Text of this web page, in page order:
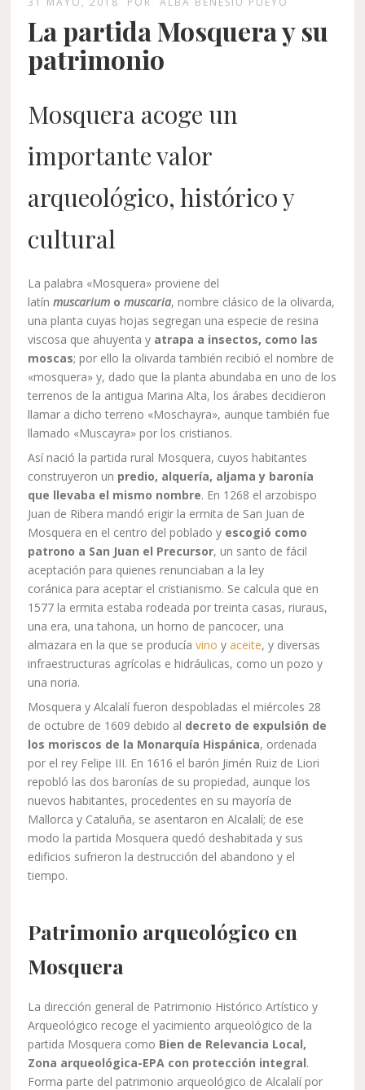
La partida Mosquera y su
patrimonio
Mosquera acoge un
importante valor
arqueológico, histórico y
cultural
La palabra «Mosquera» proviene del
latínmuscarium omuscaria, nombre clásico de la olivarda,
una planta cuyas hojas segregan una especie de resina
viscosa que ahuyenta y atrapa a insectos, como las
moscas; por ello la olivarda también recibió el nombre de
«mosquera» y, dado que la planta abundaba en uno de los
terrenos de la antigua Marina Alta, los árabes decidieron
llamar a dicho terreno «Moschayra», aunque también fue
llamado «Muscayra» por los cristianos.
Así nació la partida rural Mosquera, cuyos habitantes
construyeron un predio, alquería, aljama y baronía
que llevaba el mismo nombre. En 1268 el arzobispo
Juan de Ribera mandó erigir la ermita de San Juan de
Mosquera en el centro del poblado y escogió como
patrono a San Juan el Precursor, un santo de fácil
aceptación para quienes renunciaban a la ley
coránica para aceptar el cristianismo. Se calcula que en
1577 la ermita estaba rodeada por treinta casas, riuraus,
una era, una tahona, un horno de pancocer, una
almazara en la que se producíavino yaceite, y diversas
infraestructuras agrícolas e hidráulicas, como un pozo y
una noria.
Mosquera y Alcalalí fueron despobladas el miércoles 28
de octubre de 1609 debido al decreto de expulsión de
los moriscos de la Monarquía Hispánica, ordenada
por el rey Felipe III. En 1616 el barón Jimén Ruiz de Liori
repobló las dos baronías de su propiedad, aunque los
nuevos habitantes, procedentes en su mayoría de
Mallorca y Cataluña, se asentaron en Alcalalí; de ese
modo la partida Mosquera quedó deshabitada y sus
edificios sufrieron la destrucción del abandono y el
tiempo.
Patrimonio arqueológico en
Mosquera
La dirección general de Patrimonio Histórico Artístico y
Arqueológico recoge el yacimiento arqueológico de la
partida Mosquera como Bien de Relevancia Local,
Zona arqueológica-EPA con protección integral.
Forma parte del patrimonio arqueológico de Alcalalí por